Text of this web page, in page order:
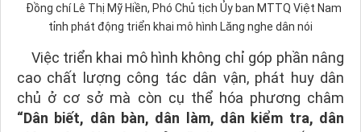
Đồng chí Lê Thị Mỹ Hiền, Phó Chủ tịch Ủy ban MTTQ Việt Nam
tỉnh phát động triển khai mô hình Lăng nghe dân nói
Việc triển khai mô hình không chỉ góp phần nâng
cao chất lượng công tác dân vận, phát huy dân
chủ ở cơ sở mà còn cụ thể hóa phương châm
“Dân biết, dân bàn, dân làm, dân kiểm tra, dân